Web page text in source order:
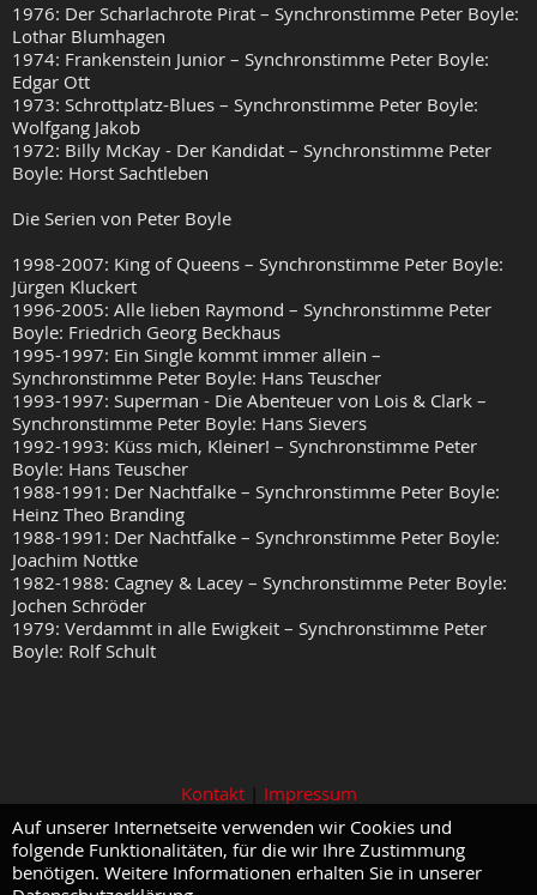
1976: Der Scharlachrote Pirat – Synchronstimme Peter Boyle:
Lothar Blumhagen
1974: Frankenstein Junior – Synchronstimme Peter Boyle:
Edgar Ott
1973: Schrottplatz-Blues – Synchronstimme Peter Boyle:
Wolfgang Jakob
1972: Billy McKay - Der Kandidat – Synchronstimme Peter
Boyle: Horst Sachtleben
Die Serien von Peter Boyle
1998-2007: King of Queens – Synchronstimme Peter Boyle:
Jürgen Kluckert
1996-2005: Alle lieben Raymond – Synchronstimme Peter
Boyle: Friedrich Georg Beckhaus
1995-1997: Ein Single kommt immer allein –
Synchronstimme Peter Boyle: Hans Teuscher
1993-1997: Superman - Die Abenteuer von Lois & Clark –
Synchronstimme Peter Boyle: Hans Sievers
1992-1993: Küss mich, Kleiner! – Synchronstimme Peter
Boyle: Hans Teuscher
1988-1991: Der Nachtfalke – Synchronstimme Peter Boyle:
Heinz Theo Branding
1988-1991: Der Nachtfalke – Synchronstimme Peter Boyle:
Joachim Nottke
1982-1988: Cagney & Lacey – Synchronstimme Peter Boyle:
Jochen Schröder
1979: Verdammt in alle Ewigkeit – Synchronstimme Peter
Boyle: Rolf Schult
Kontakt| Impressum
Auf unserer Internetseite verwenden wir Cookies und
folgende Funktionalitäten, für die wir Ihre Zustimmung
benötigen. Weitere Informationen erhalten Sie in unserer